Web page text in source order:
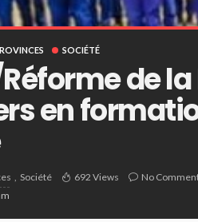
SOCIÉTÉ
de la
en
Société 692 Views
No